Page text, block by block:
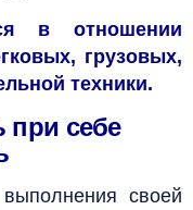
в отношении
грузовых,
техники.
при себе
своей